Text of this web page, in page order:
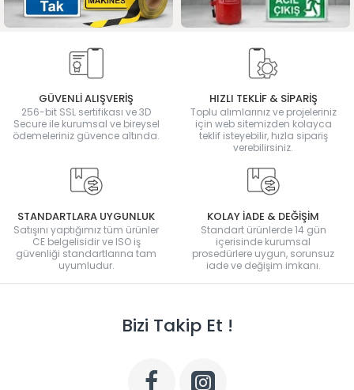
GÜVENLİ ALIŞVERİŞ
256-bit SSL sertifikası ve 3D
Secure ile kurumsal ve bireysel
ödemeleriniz güvence altında.
HIZLI TEKLİF & SİPARİŞ
Toplu alımlarınız ve projeleriniz
için web sitemizden kolayca
teklif isteyebilir, hızla sipariş
verebilirsiniz.
STANDARTLARA UYGUNLUK
Satışını yaptığımız tüm ürünler
CE belgelisidir ve ISO iş
güvenliği standartlarına tam
uyumludur.
KOLAY İADE & DEĞİŞİM
Standart ürünlerde 14 gün
içerisinde kurumsal
prosedürlere uygun, sorunsuz
iade ve değişim imkanı.
Bizi Takip Et !